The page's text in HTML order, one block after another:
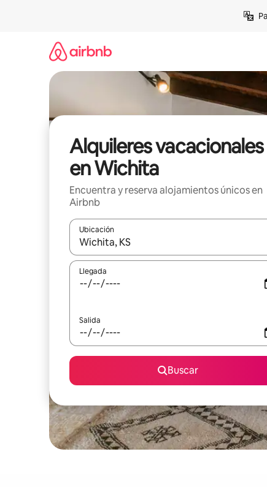
Alquileres vacacionales
en Wichita
Encuentra y reserva alojamientos únicos en
Airbnb
Ubicación
Cuando los resultados estén disponibles,
Llegada
Salida
Buscar